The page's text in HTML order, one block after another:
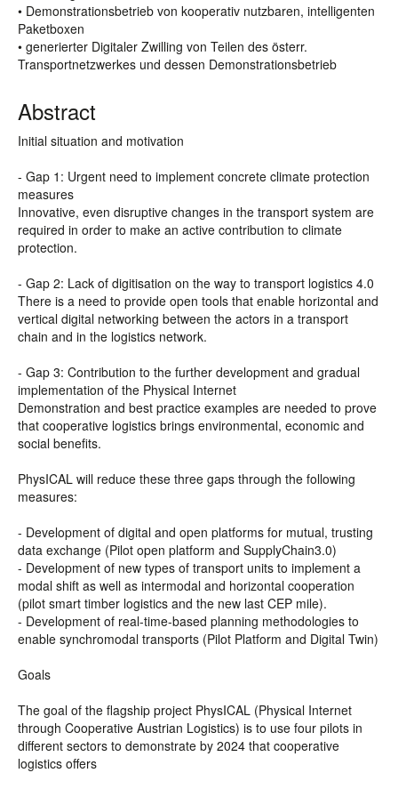
• Demonstrationsbetrieb von kooperativ nutzbaren, intelligenten
Paketboxen
• generierter Digitaler Zwilling von Teilen des österr.
Transportnetzwerkes und dessen Demonstrationsbetrieb
Abstract
Initial situation and motivation
- Gap 1: Urgent need to implement concrete climate protection
measures
Innovative, even disruptive changes in the transport system are
required in order to make an active contribution to climate
protection.
- Gap 2: Lack of digitisation on the way to transport logistics 4.0
There is a need to provide open tools that enable horizontal and
vertical digital networking between the actors in a transport
chain and in the logistics network.
- Gap 3: Contribution to the further development and gradual
implementation of the Physical Internet
Demonstration and best practice examples are needed to prove
that cooperative logistics brings environmental, economic and
social benefits.
PhysICAL will reduce these three gaps through the following
measures:
- Development of digital and open platforms for mutual, trusting
data exchange (Pilot open platform and SupplyChain3.0)
- Development of new types of transport units to implement a
modal shift as well as intermodal and horizontal cooperation
(pilot smart timber logistics and the new last CEP mile).
- Development of real-time-based planning methodologies to
enable synchromodal transports (Pilot Platform and Digital Twin)
Goals
The goal of the flagship project PhysICAL (Physical Internet
through Cooperative Austrian Logistics) is to use four pilots in
different sectors to demonstrate by 2024 that cooperative
logistics offers